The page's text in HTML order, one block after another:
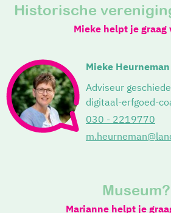
Historische
Mieke helpt je graag
Mieke Heurneman
Adviseur
digitaal-erfgoed-
030 - 2219770
Museum?
Marianne helpt je